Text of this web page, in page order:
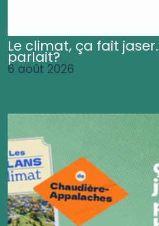
Le climat, ça fait
parlait?
6 août 2026